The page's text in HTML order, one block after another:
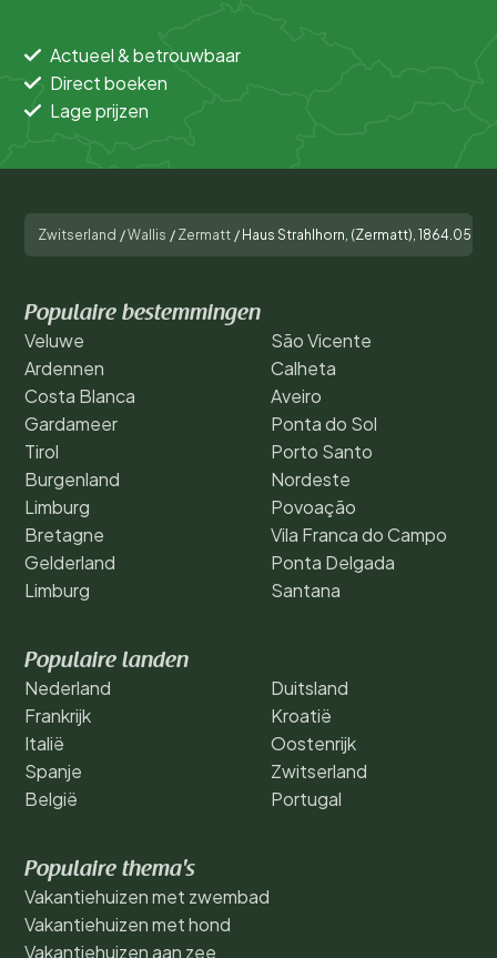
Actueel & betrouwbaar
Direct boeken
Lage prijzen
Zwitserland /Wallis / Zermatt / Haus Strahlhorn, (Zermatt), 1864.05
Populaire bestemmingen
Veluwe
Ardennen
Costa Blanca
Gardameer
Tirol
Burgenland
Limburg
Bretagne
Gelderland
Limburg
São Vicente
Calheta
Aveiro
Ponta do Sol
Porto Santo
Nordeste
Povoação
Vila Franca do Campo
Ponta Delgada
Santana
Populaire landen
Nederland
Frankrijk
Italië
Spanje
België
Duitsland
Kroatië
Oostenrijk
Zwitserland
Portugal
Populaire thema's
Vakantiehuizen met zwembad
Vakantiehuizen met hond
Vakantiehuizen aan zee